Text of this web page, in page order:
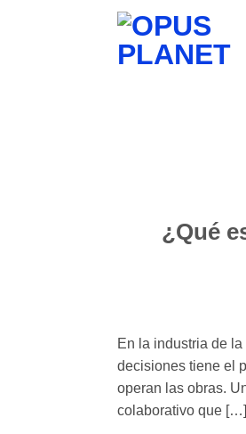
¿Qué
En la industria de
decisiones tiene el
operan las obras.
colaborativo que […]